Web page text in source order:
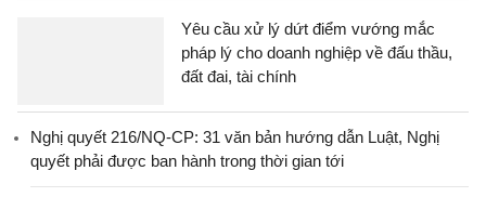
Yêu cầu xử lý dứt điểm vướng mắc
pháp lý cho doanh nghiệp về đấu thầu,
đất đai, tài chính
Nghị quyết 216/NQ-CP: 31 văn bản hướng dẫn Luật, Nghị
quyết phải được ban hành trong thời gian tới